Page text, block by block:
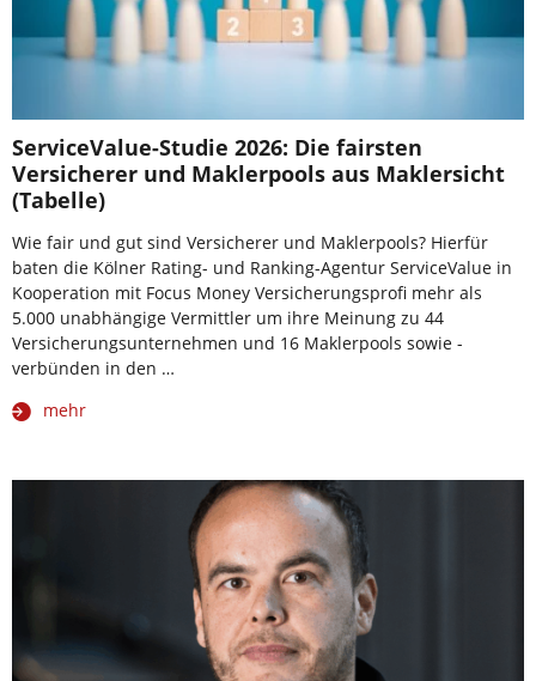
ServiceValue-Studie 2026: Die fairsten
Versicherer und Maklerpools aus Maklersicht
(Tabelle)
Wie fair und gut sind Versicherer und Maklerpools? Hierfür
baten die Kölner Rating- und Ranking-Agentur ServiceValue in
Kooperation mit Focus Money Versicherungsprofi mehr als
5.000 unabhängige Vermittler um ihre Meinung zu 44
Versicherungsunternehmen und 16 Maklerpools sowie -
verbünden in den …
mehr